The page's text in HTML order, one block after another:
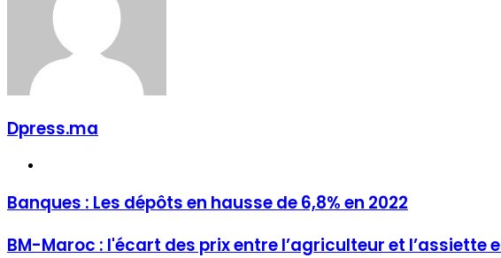
Dpress.ma
Banques : Les dépôts en hausse de 6,8% en 2022
BM-Maroc : l'écart des prix entre l’agriculteur et l’assiette